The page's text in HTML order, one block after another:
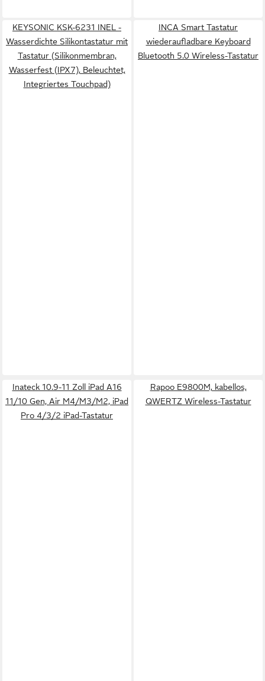
KEYSONIC KSK-6231 INEL -
Wasserdichte Silikontastatur mit
Tastatur (Silikonmembran,
Wasserfest (IPX7), Beleuchtet,
Integriertes Touchpad)
INCA Smart Tastatur
wiederaufladbare Keyboard
Bluetooth 5.0 Wireless-Tastatur
Inateck 10.9-11 Zoll iPad A16
11/10 Gen, Air M4/M3/M2, iPad
Pro 4/3/2 iPad-Tastatur
Rapoo E9800M, kabellos,
QWERTZ Wireless-Tastatur